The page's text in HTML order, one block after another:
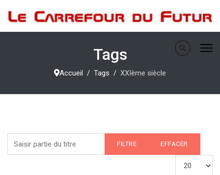
Tags
Accueil Tags XXIème siècle
FILTRE EFFACER